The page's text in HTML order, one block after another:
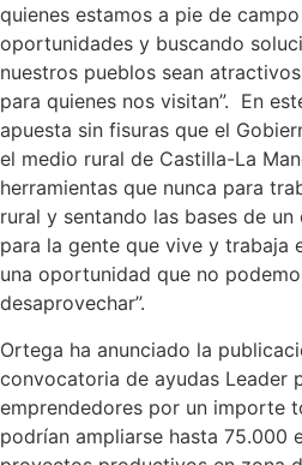
quienes estamos a pie de
oportunidades y buscando
nuestros pueblos sean
para quienes nos visitan”. En
apuesta sin fisuras que el
el medio rural de Castilla-La
herramientas que nunca para
rural y sentando las bases de
para la gente que vive y trabaja
una oportunidad que no
desaprovechar”.
Ortega ha anunciado la
convocatoria de ayudas Leader
emprendedores por un importe
podrían ampliarse hasta 75.000